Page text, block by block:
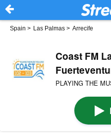
Spain > Las Palmas > Arrecife
Coast FM
PLAYING THE